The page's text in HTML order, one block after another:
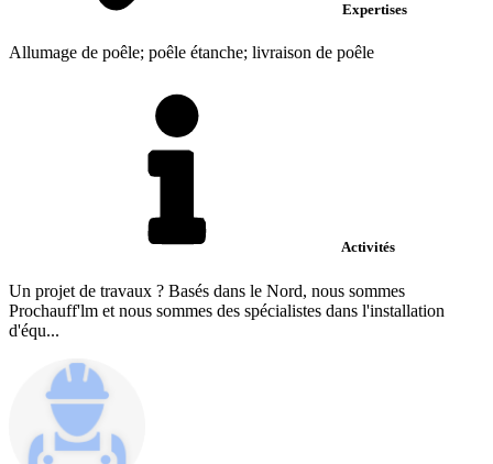
Expertises
Allumage de poêle; poêle étanche; livraison de poêle
Activités
Un projet de travaux ? Basés dans le Nord, nous sommes
Prochauff'lm et nous sommes des spécialistes dans l'installation
d'équ...